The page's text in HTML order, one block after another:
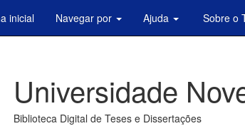
inicial Navegar por Ajuda Sobre o
Universidade
Biblioteca Digital de Teses e Dissertações